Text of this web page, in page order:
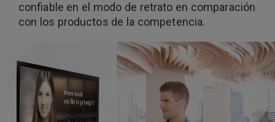
confiable en el modo de retrato en comparación
con los productos de la competencia.